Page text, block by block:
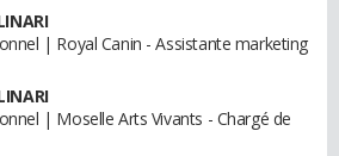
| Royal Canin - Assistante marketing
| Moselle Arts Vivants - Chargé de